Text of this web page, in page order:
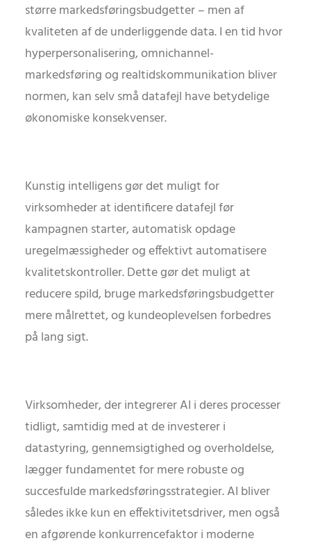
større markedsføringsbudgetter – men af
kvaliteten af de underliggende data. I en tid hvor
hyperpersonalisering, omnichannel-
markedsføring og realtidskommunikation bliver
normen, kan selv små datafejl have betydelige
økonomiske konsekvenser.
Kunstig intelligens gør det muligt for
virksomheder at identificere datafejl før
kampagnen starter, automatisk opdage
uregelmæssigheder og effektivt automatisere
kvalitetskontroller. Dette gør det muligt at
reducere spild, bruge markedsføringsbudgetter
mere målrettet, og kundeoplevelsen forbedres
på lang sigt.
Virksomheder, der integrerer AI i deres processer
tidligt, samtidig med at de investerer i
datastyring, gennemsigtighed og overholdelse,
lægger fundamentet for mere robuste og
succesfulde markedsføringsstrategier. AI bliver
således ikke kun en effektivitetsdriver, men også
en afgørende konkurrencefaktor i moderne